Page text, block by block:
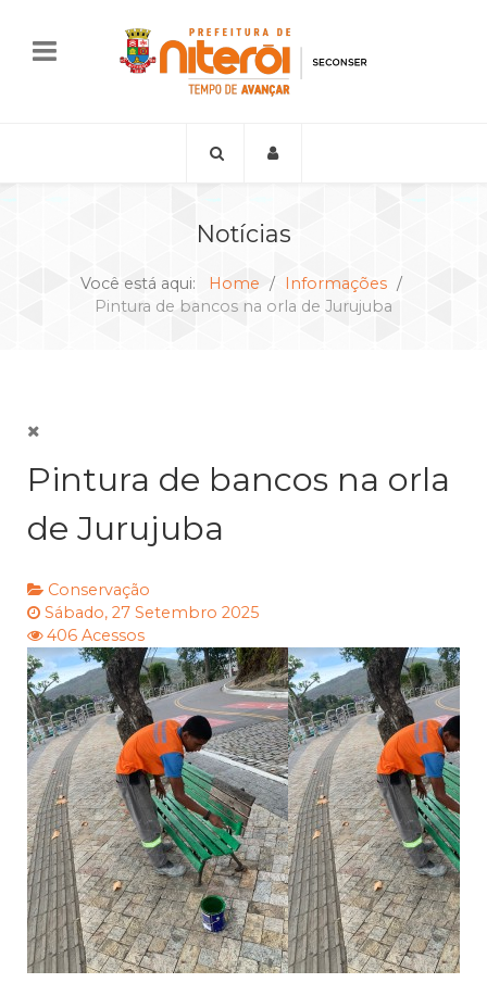
Notícias
Você está aqui: Home
Informações
Pintura de bancos na orla de Jurujuba
Pintura de bancos na orla
de Jurujuba
Conservação
Sábado, 27 Setembro 2025
406 Acessos